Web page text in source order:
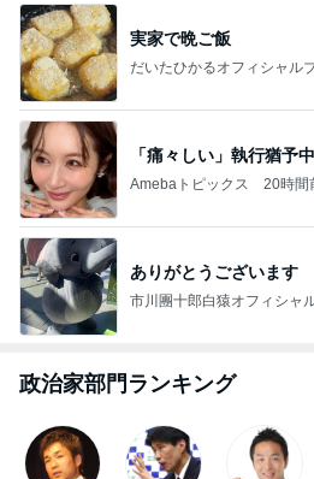
実家で晩ご飯
だいたひかるオフィシャル
「痛々しい」執行猶予
Amebaトピックス 20時間
ありがとうございます
市川團十郎白猿オフィシャ
政治家部門ランキング